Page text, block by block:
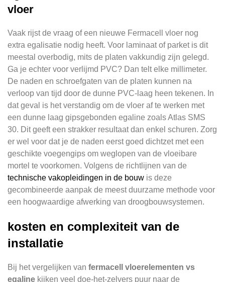
vloer
Vaak rijst de vraag of een nieuwe Fermacell vloer nog
extra egalisatie nodig heeft. Voor laminaat of parket is dit
meestal overbodig, mits de platen vakkundig zijn gelegd.
Ga je echter voor verlijmd PVC? Dan telt elke millimeter.
De naden en schroefgaten van de platen kunnen na
verloop van tijd door de dunne PVC-laag heen tekenen. In
dat geval is het verstandig om de vloer af te werken met
een dunne laag gipsgebonden egaline zoals Atlas SMS
30. Dit geeft een strakker resultaat dan enkel schuren. Zorg
er wel voor dat je de naden eerst goed dichtzet met een
geschikte voegengips om weglopen van de vloeibare
mortel te voorkomen. Volgens de richtlijnen van de
technische vakopleidingen in de bouw is deze
gecombineerde aanpak de meest duurzame methode voor
een hoogwaardige afwerking van droogbouwsystemen.
kosten en complexiteit van de
installatie
Bij het vergelijken van fermacell vloerelementen vs
egaline kijken veel doe-het-zelvers puur naar de